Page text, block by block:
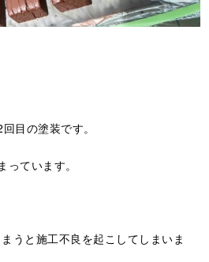
目の塗装です。
ています。
うと施工不良を起こしてしまいま